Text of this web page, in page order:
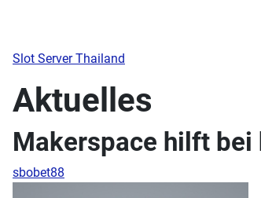
Slot Server Thailand
Aktuelles
Makerspace hilft bei
sbobet88